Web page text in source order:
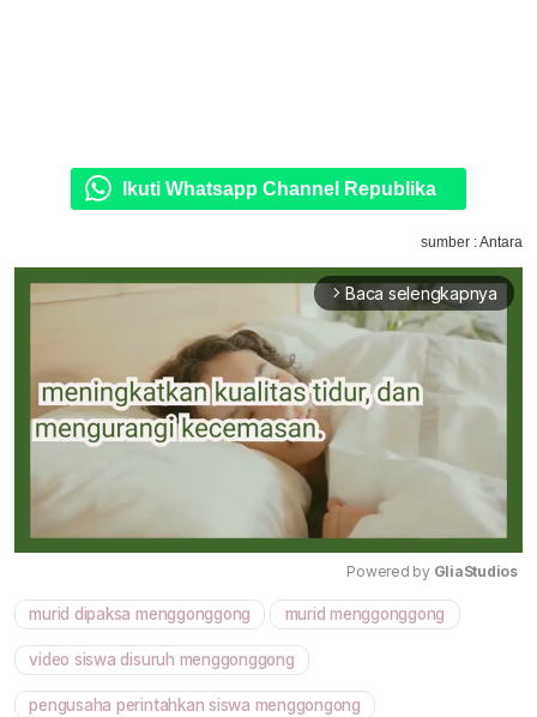
Ikuti Whatsapp Channel Republika
sumber : Antara
arrow_forward_ios Baca selengkapnya
Mute
Powered by GliaStudios
murid dipaksa menggonggong murid menggonggong
video siswa disuruh menggonggong
pengusaha perintahkan siswa menggongong